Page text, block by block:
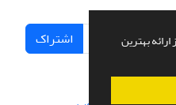
بهترین اشتراک